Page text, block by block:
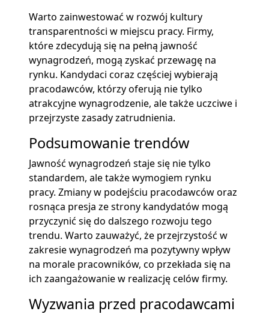
Warto zainwestować w rozwój kultury
transparentności w miejscu pracy. Firmy,
które zdecydują się na pełną jawność
wynagrodzeń, mogą zyskać przewagę na
rynku. Kandydaci coraz częściej wybierają
pracodawców, którzy oferują nie tylko
atrakcyjne wynagrodzenie, ale także uczciwe i
przejrzyste zasady zatrudnienia.
Podsumowanie trendów
Jawność wynagrodzeń staje się nie tylko
standardem, ale także wymogiem rynku
pracy. Zmiany w podejściu pracodawców oraz
rosnąca presja ze strony kandydatów mogą
przyczynić się do dalszego rozwoju tego
trendu. Warto zauważyć, że przejrzystość w
zakresie wynagrodzeń ma pozytywny wpływ
na morale pracowników, co przekłada się na
ich zaangażowanie w realizację celów firmy.
Wyzwania przed pracodawcami